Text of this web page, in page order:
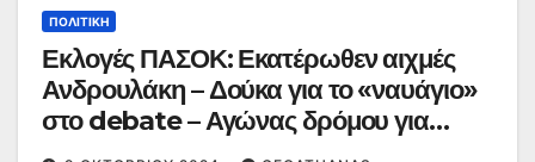
ΠΟΛΙΤΙΚΉ
Εκλογές ΠΑΣΟΚ: Εκατέρωθεν αιχμές
Ανδρουλάκη – Δούκα για το «ναυάγιο»
στο debate – Αγώνας δρόμου για
συμμαχίες πριν από τον β’ γύρο